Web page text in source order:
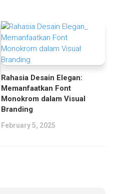
Rahasia Desain Elegan:
Memanfaatkan Font
Monokrom dalam Visual
Branding
February 5, 2025